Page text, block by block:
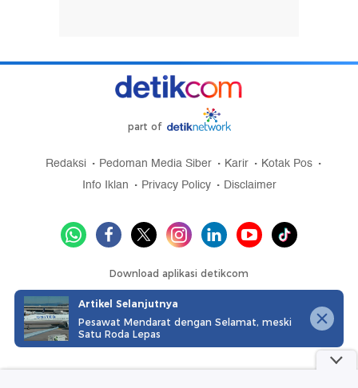
part of
Redaksi Pedoman Media Siber Karir
Kotak Pos
Info Iklan
Privacy Policy Disclaimer
Download aplikasi detikcom
Copyright @ 2026 detikcom, All right reserved
Artikel Selanjutnya
Pesawat Mendarat dengan Selamat, meski
Satu Roda Lepas